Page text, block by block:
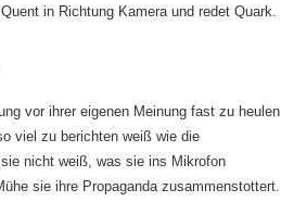
in Richtung Kamera und redet Quark.
vor ihrer eigenen Meinung fast zu heulen
viel zu berichten weiß wie die
nicht weiß, was sie ins Mikrofon
sie ihre Propaganda zusammenstottert.